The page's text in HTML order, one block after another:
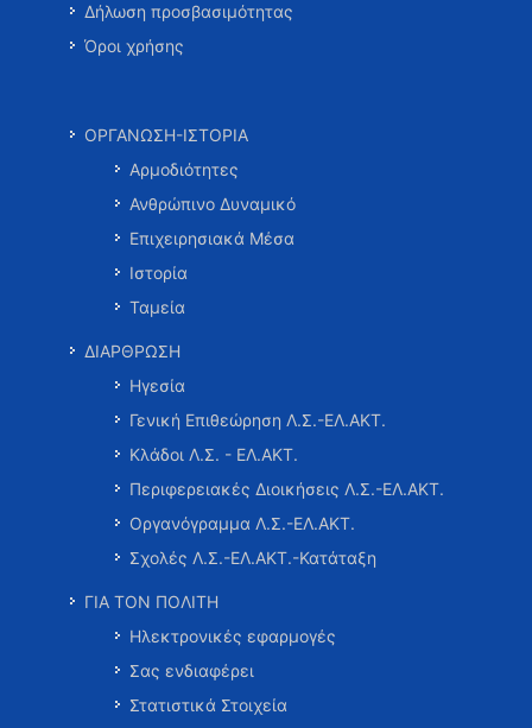
Δήλωση προσβασιμότητας
Όροι χρήσης
ΟΡΓΑΝΩΣΗ-ΙΣΤΟΡΙΑ
Αρμοδιότητες
Ανθρώπινο Δυναμικό
Επιχειρησιακά Μέσα
Ιστορία
Ταμεία
ΔΙΑΡΘΡΩΣΗ
Ηγεσία
Γενική Επιθεώρηση Λ.Σ.-ΕΛ.ΑΚΤ.
Κλάδοι Λ.Σ. - ΕΛ.ΑΚΤ.
Περιφερειακές Διοικήσεις Λ.Σ.-ΕΛ.ΑΚΤ.
Οργανόγραμμα Λ.Σ.-ΕΛ.ΑΚΤ.
Σχολές Λ.Σ.-ΕΛ.ΑΚΤ.-Κατάταξη
ΓΙΑ ΤΟΝ ΠΟΛΙΤΗ
Ηλεκτρονικές εφαρμογές
Σας ενδιαφέρει
Στατιστικά Στοιχεία